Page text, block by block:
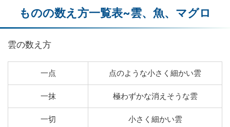
ものの数え方一覧表~雲、魚、マグロ
雲の数え方
一点 点のような小さく細かい雲
一抹 極わずかな消えそうな雲
一切 小さく細かい雲